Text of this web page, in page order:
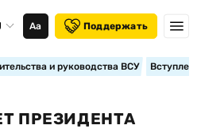
Аа Поддержать
и руководства ВСУ
ПРЕЗИДЕНТА